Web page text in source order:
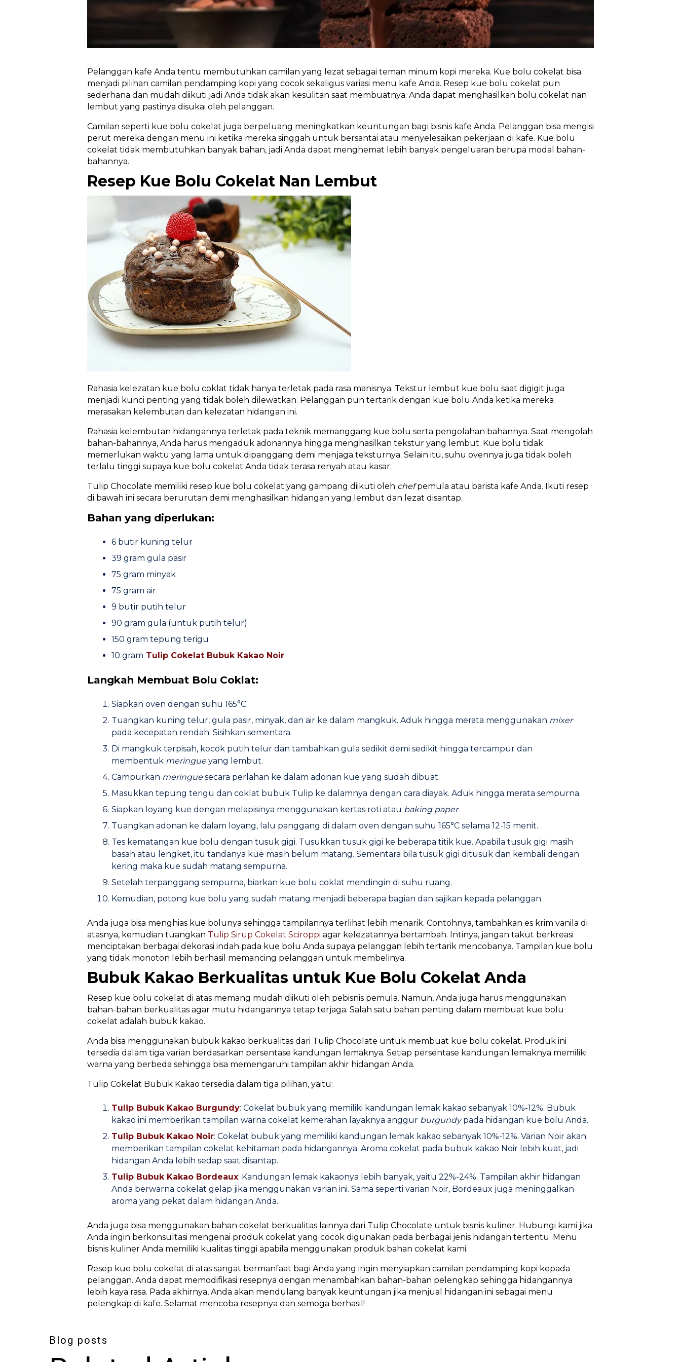
Pelanggan kafe Anda tentu membutuhkan camilan yang lezat sebagai teman minum kopi mereka. Kue bolu cokelat bisa
menjadi pilihan camilan pendamping kopi yang cocok sekaligus variasi menu kafe Anda. Resep kue bolu cokelat pun
sederhana dan mudah diikuti jadi Anda tidak akan kesulitan saat membuatnya. Anda dapat menghasilkan bolu cokelat nan
lembut yang pastinya disukai oleh pelanggan.
Camilan seperti kue bolu cokelat juga berpeluang meningkatkan keuntungan bagi bisnis kafe Anda. Pelanggan bisa mengisi
perut mereka dengan menu ini ketika mereka singgah untuk bersantai atau menyelesaikan pekerjaan di kafe. Kue bolu
cokelat tidak membutuhkan banyak bahan, jadi Anda dapat menghemat lebih banyak pengeluaran berupa modal bahan-
bahannya.
Resep Kue Bolu Cokelat Nan Lembut
Rahasia kelezatan kue bolu coklat tidak hanya terletak pada rasa manisnya. Tekstur lembut kue bolu saat digigit juga
menjadi kunci penting yang tidak boleh dilewatkan. Pelanggan pun tertarik dengan kue bolu Anda ketika mereka
merasakan kelembutan dan kelezatan hidangan ini.
Rahasia kelembutan hidangannya terletak pada teknik memanggang kue bolu serta pengolahan bahannya. Saat mengolah
bahan-bahannya, Anda harus mengaduk adonannya hingga menghasilkan tekstur yang lembut. Kue bolu tidak
memerlukan waktu yang lama untuk dipanggang demi menjaga teksturnya. Selain itu, suhu ovennya juga tidak boleh
terlalu tinggi supaya kue bolu cokelat Anda tidak terasa renyah atau kasar.
Tulip Chocolate memiliki resep kue bolu cokelat yang gampang diikuti oleh chefpemula atau barista kafe Anda. Ikuti resep
di bawah ini secara berurutan demi menghasilkan hidangan yang lembut dan lezat disantap.
Bahan yang diperlukan:
6 butir kuning telur
39 gram gula pasir
75 gram minyak
75 gram air
9 butir putih telur
90 gram gula (untuk putih telur)
150 gram tepung terigu
10 gram Tulip Cokelat Bubuk Kakao Noir
Langkah Membuat Bolu Coklat:
Siapkan oven dengan suhu 165°C.
Tuangkan kuning telur, gula pasir, minyak, dan air ke dalam mangkuk. Aduk hingga merata menggunakan mixer
pada kecepatan rendah. Sisihkan sementara.
Di mangkuk terpisah, kocok putih telur dan tambahkan gula sedikit demi sedikit hingga tercampur dan
membentuk meringueyang lembut.
Campurkan meringuesecara perlahan ke dalam adonan kue yang sudah dibuat.
Masukkan tepung terigu dan coklat bubuk Tulip ke dalamnya dengan cara diayak. Aduk hingga merata sempurna.
Siapkan loyang kue dengan melapisinya menggunakan kertas roti atau baking paper
Tuangkan adonan ke dalam loyang, lalu panggang di dalam oven dengan suhu 165°C selama 12-15 menit.
Tes kematangan kue bolu dengan tusuk gigi. Tusukkan tusuk gigi ke beberapa titik kue. Apabila tusuk gigi masih
basah atau lengket, itu tandanya kue masih belum matang. Sementara bila tusuk gigi ditusuk dan kembali dengan
kering maka kue sudah matang sempurna.
Setelah terpanggang sempurna, biarkan kue bolu coklat mendingin di suhu ruang.
Kemudian, potong kue bolu yang sudah matang menjadi beberapa bagian dan sajikan kepada pelanggan.
Anda juga bisa menghias kue bolunya sehingga tampilannya terlihat lebih menarik. Contohnya, tambahkan es krim vanila di
atasnya, kemudian tuangkan Tulip Sirup Cokelat Sciroppi agar kelezatannya bertambah. Intinya, jangan takut berkreasi
menciptakan berbagai dekorasi indah pada kue bolu Anda supaya pelanggan lebih tertarik mencobanya. Tampilan kue bolu
yang tidak monoton lebih berhasil memancing pelanggan untuk membelinya.
Bubuk Kakao Berkualitas untuk Kue Bolu Cokelat Anda
Resep kue bolu cokelat di atas memang mudah diikuti oleh pebisnis pemula. Namun, Anda juga harus menggunakan
bahan-bahan berkualitas agar mutu hidangannya tetap terjaga. Salah satu bahan penting dalam membuat kue bolu
cokelat adalah bubuk kakao.
Anda bisa menggunakan bubuk kakao berkualitas dari Tulip Chocolate untuk membuat kue bolu cokelat. Produk ini
tersedia dalam tiga varian berdasarkan persentase kandungan lemaknya. Setiap persentase kandungan lemaknya memiliki
warna yang berbeda sehingga bisa memengaruhi tampilan akhir hidangan Anda.
Tulip Cokelat Bubuk Kakao tersedia dalam tiga pilihan, yaitu:
Tulip Bubuk Kakao Burgundy: Cokelat bubuk yang memiliki kandungan lemak kakao sebanyak 10%-12%. Bubuk
kakao ini memberikan tampilan warna cokelat kemerahan layaknya anggur burgundypada hidangan kue bolu Anda.
Tulip Bubuk Kakao Noir: Cokelat bubuk yang memiliki kandungan lemak kakao sebanyak 10%-12%. Varian Noir akan
memberikan tampilan cokelat kehitaman pada hidangannya. Aroma cokelat pada bubuk kakao Noir lebih kuat, jadi
hidangan Anda lebih sedap saat disantap.
Tulip Bubuk Kakao Bordeaux: Kandungan lemak kakaonya lebih banyak, yaitu 22%-24%. Tampilan akhir hidangan
Anda berwarna cokelat gelap jika menggunakan varian ini. Sama seperti varian Noir, Bordeaux juga meninggalkan
aroma yang pekat dalam hidangan Anda.
Anda juga bisa menggunakan bahan cokelat berkualitas lainnya dari Tulip Chocolate untuk bisnis kuliner. Hubungi kami jika
Anda ingin berkonsultasi mengenai produk cokelat yang cocok digunakan pada berbagai jenis hidangan tertentu. Menu
bisnis kuliner Anda memiliki kualitas tinggi apabila menggunakan produk bahan cokelat kami.
Resep kue bolu cokelat di atas sangat bermanfaat bagi Anda yang ingin menyiapkan camilan pendamping kopi kepada
pelanggan. Anda dapat memodifikasi resepnya dengan menambahkan bahan-bahan pelengkap sehingga hidangannya
lebih kaya rasa. Pada akhirnya, Anda akan mendulang banyak keuntungan jika menjual hidangan ini sebagai menu
pelengkap di kafe. Selamat mencoba resepnya dan semoga berhasil!
Blog posts